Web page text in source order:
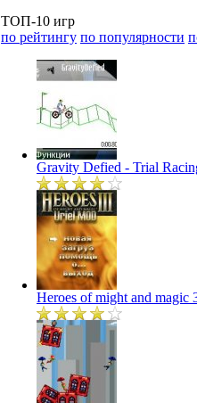
ТОП-10 игр
по рейтингу по популярности
Gravity Defied - Trial
Heroes of might and magic